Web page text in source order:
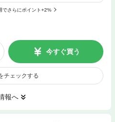
でさらにポイント+2%
今すぐ買う
チェックする
報へ